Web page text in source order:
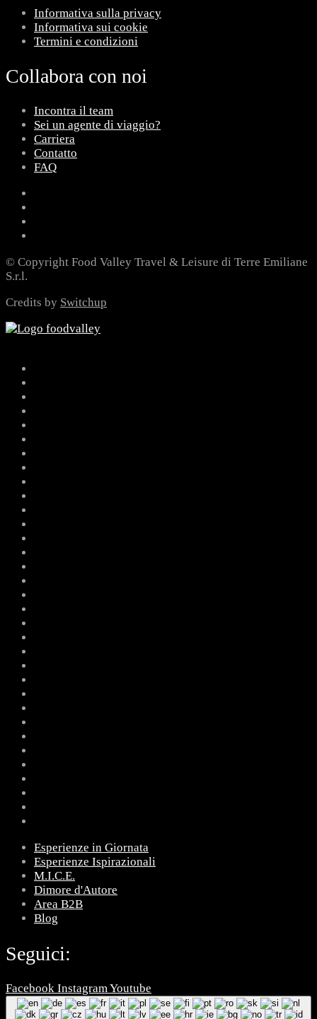
Informativa sulla privacy
Informativa sui cookie
Termini e condizioni
Collabora con noi
Incontra il team
Sei un agente di viaggio?
Carriera
Contatto
FAQ
© Copyright Food Valley Travel & Leisure di Terre Emiliane
S.r.l.
Credits by Switchup
Esperienze in Giornata
Esperienze Ispirazionali
M.I.C.E.
Dimore d'Autore
Area B2B
Blog
Seguici:
Facebook InstagramYoutube